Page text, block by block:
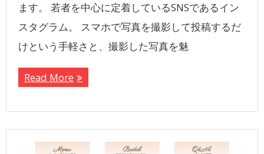
ます。 若者を中心に定着しているSNSであるイン
スタグラム。 スマホで写真を撮影して投稿するだ
けという手軽さと、撮影した写真を魅
Read More